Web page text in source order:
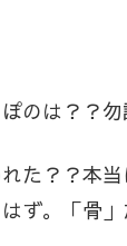
のは？？勿
た？？本
ず。「骨」